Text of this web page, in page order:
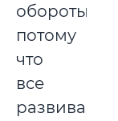
обороты,
потому
что
все
развивается,